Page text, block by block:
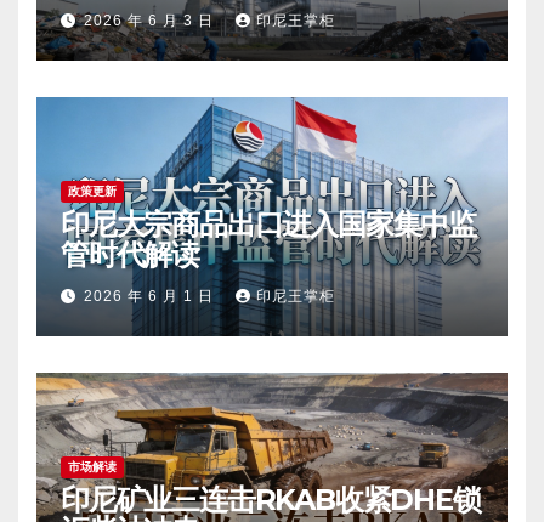
2026 年 6 月 3 日 印尼王掌柜
政策更新
印尼大宗商品出口进入国家集中监
管时代解读
2026 年 6 月 1 日 印尼王掌柜
市场解读
印尼矿业三连击RKAB收紧DHE锁